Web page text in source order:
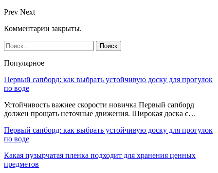
Prev Next
Комментарии закрыты.
Популярное
Первый сапборд: как выбрать устойчивую доску для прогулок
по воде
Устойчивость важнее скорости новичка Первый сапборд
должен прощать неточные движения. Широкая доска с…
Первый сапборд: как выбрать устойчивую доску для прогулок
по воде
Какая пузырчатая пленка подходит для хранения ценных
предметов